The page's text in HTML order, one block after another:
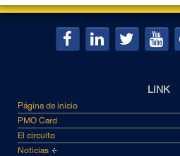
LINK
Página de inicio
PMO Card
El circuito
Noticias